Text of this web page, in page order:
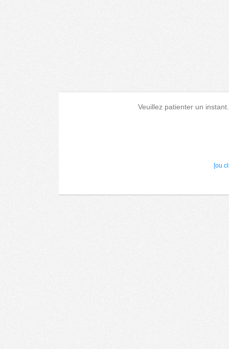
Veuillez patienter un
[ou